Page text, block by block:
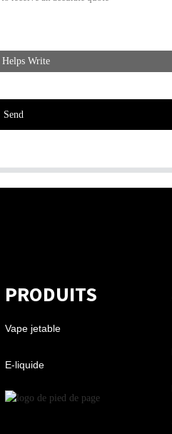
Write
Send
PRODUITS
Vape jetable
E-liquide